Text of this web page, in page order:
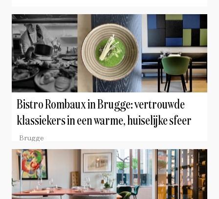
Bistro Rombaux in Brugge: vertrouwde
klassiekers in een warme, huiselijke sfeer
Brugge